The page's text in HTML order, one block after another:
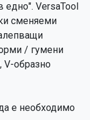
едно". VersaTool
сменяеми
/ гумени
V-образно
е необходимо